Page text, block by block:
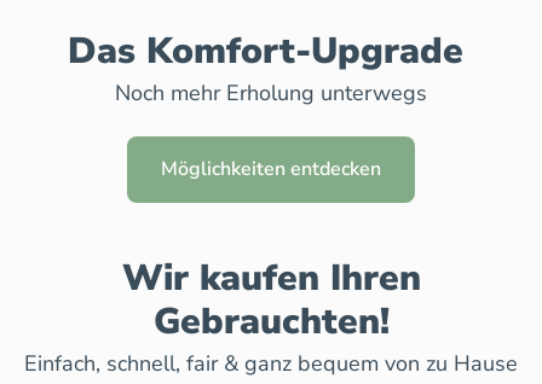
Das Komfort-Upgrade
Noch mehr Erholung unterwegs
Möglichkeiten entdecken
Wir kaufen Ihren
Gebrauchten!
Einfach, schnell, fair & ganz bequem von zu Hause